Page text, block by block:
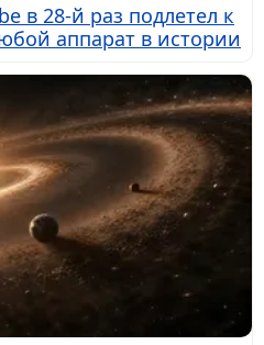
в 28-й раз подлетел к
аппарат в истории